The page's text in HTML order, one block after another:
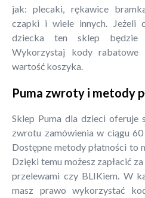
jak: plecaki, rękawice
czapki i wiele innych. Jeżeli
dziecka ten sklep będzie
Wykorzystaj kody
wartość koszyka.
Puma zwroty i metody
Sklep Puma dla dzieci oferuje
zwrotu zamówienia w ciągu
Dostępne metody płatności to
Dzięki temu możesz zapłacić
przelewami czy BLIKiem. W
masz prawo wykorzystać